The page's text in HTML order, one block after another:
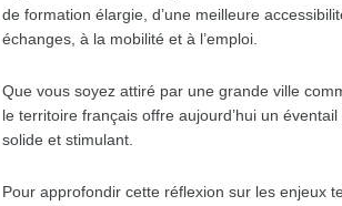
de formation élargie, d’une meilleure
échanges, à la mobilité et à l’emploi.
Que vous soyez attiré par une grande ville
le territoire français offre aujourd’hui un
solide et stimulant.
Pour approfondir cette réflexion sur les enjeux